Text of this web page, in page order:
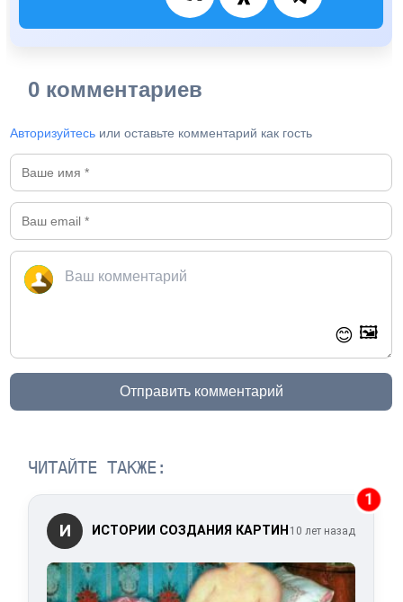
0 комментариев
Авторизуйтесь или оставьте комментарий как гость
😊 🖼️
Отправить комментарий
ЧИТАЙТЕ ТАКЖЕ:
1
И ИСТОРИИ СОЗДАНИЯ КАРТИН 10 лет назад